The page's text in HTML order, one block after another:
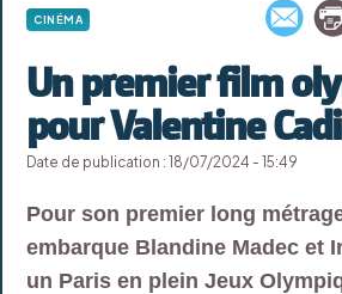
CINÉMA
Un premier film
pour Valentine
Date de publication : 18/07/2024 - 15:49
Pour son premier long
embarque Blandine Madec et
un Paris en plein Jeux